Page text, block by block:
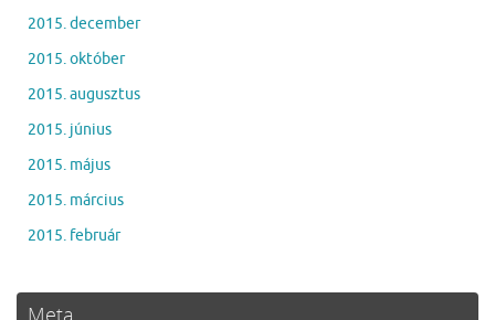
2015. december
2015. október
2015. augusztus
2015. június
2015. május
2015. március
2015. február
Meta